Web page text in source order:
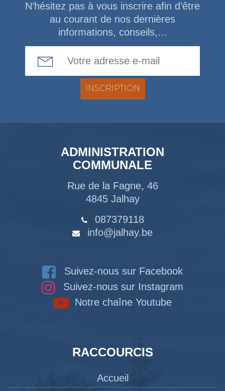
N’hésitez pas à vous inscrire afin d’être
au courant de nos dernières
informations, conseils,...
ADMINISTRATION
COMMUNALE
Rue de la Fagne, 46
4845 Jalhay
087379118
info@jalhay.be
Suivez-nous sur Facebook
Suivez-nous sur Instagram
Notre chaîne Youtube
RACCOURCIS
Accueil